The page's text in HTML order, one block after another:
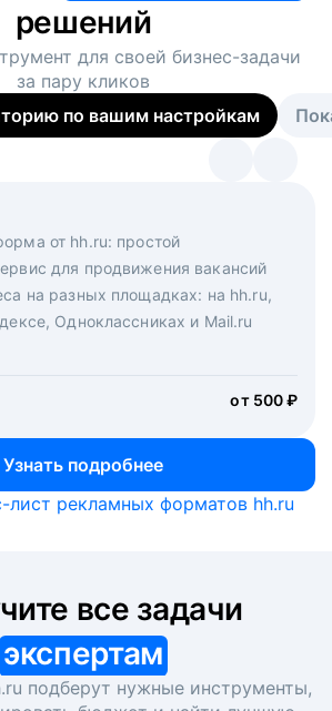
решений
для своей бизнес-задачи
за пару кликов
по вашим настройкам
от hh.ru: простой
для продвижения вакансий
на разных площадках: на hh.ru,
Одноклассниках и Mail.ru
от 500 ₽
Узнать подробнее
для вакансий на главной странице
количество откликов
под ключ. Решите, сколько
вам нужно, и за дело возьмутся
и проектные менеджеры
digital-инструментов
лист рекламных форматов hh.ru
экспертам
подберут нужные инструменты,